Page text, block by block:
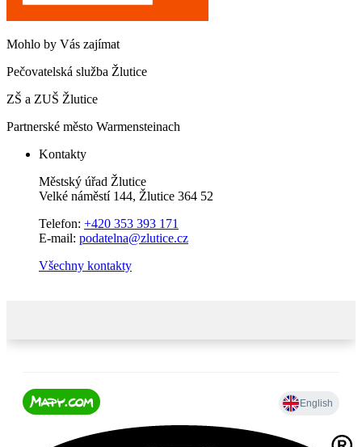
Mohlo by Vás zajímat
Pečovatelská služba Žlutice
ZŠ a ZUŠ Žlutice
Partnerské město Warmensteinach
Kontakty
Městský úřad Žlutice
Velké náměstí 144, Žlutice 364 52
Telefon: +420 353 393 171
E-mail: podatelna@zlutice.cz
Všechny kontakty